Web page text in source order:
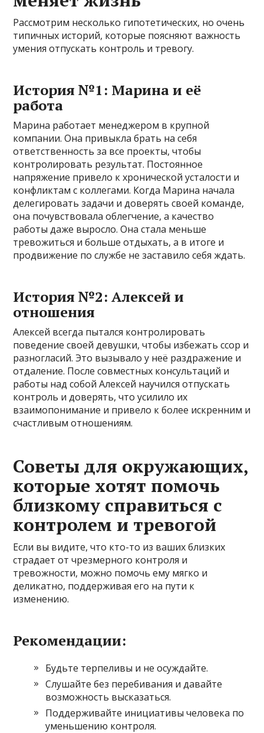
Рассмотрим несколько гипотетических, но очень
типичных историй, которые поясняют важность
умения отпускать контроль и тревогу.
История №1: Марина и её
работа
Марина работает менеджером в крупной
компании. Она привыкла брать на себя
ответственность за все проекты, чтобы
контролировать результат. Постоянное
напряжение привело к хронической усталости и
конфликтам с коллегами. Когда Марина начала
делегировать задачи и доверять своей команде,
она почувствовала облегчение, а качество
работы даже выросло. Она стала меньше
тревожиться и больше отдыхать, а в итоге и
продвижение по службе не заставило себя ждать.
История №2: Алексей и
отношения
Алексей всегда пытался контролировать
поведение своей девушки, чтобы избежать ссор и
разногласий. Это вызывало у неё раздражение и
отдаление. После совместных консультаций и
работы над собой Алексей научился отпускать
контроль и доверять, что усилило их
взаимопонимание и привело к более искренним и
счастливым отношениям.
Советы для окружающих,
которые хотят помочь
близкому справиться с
контролем и тревогой
Если вы видите, что кто-то из ваших близких
страдает от чрезмерного контроля и
тревожности, можно помочь ему мягко и
деликатно, поддерживая его на пути к
изменению.
Рекомендации:
Будьте терпеливы и не осуждайте.
Слушайте без перебивания и давайте
возможность высказаться.
Поддерживайте инициативы человека по
уменьшению контроля.